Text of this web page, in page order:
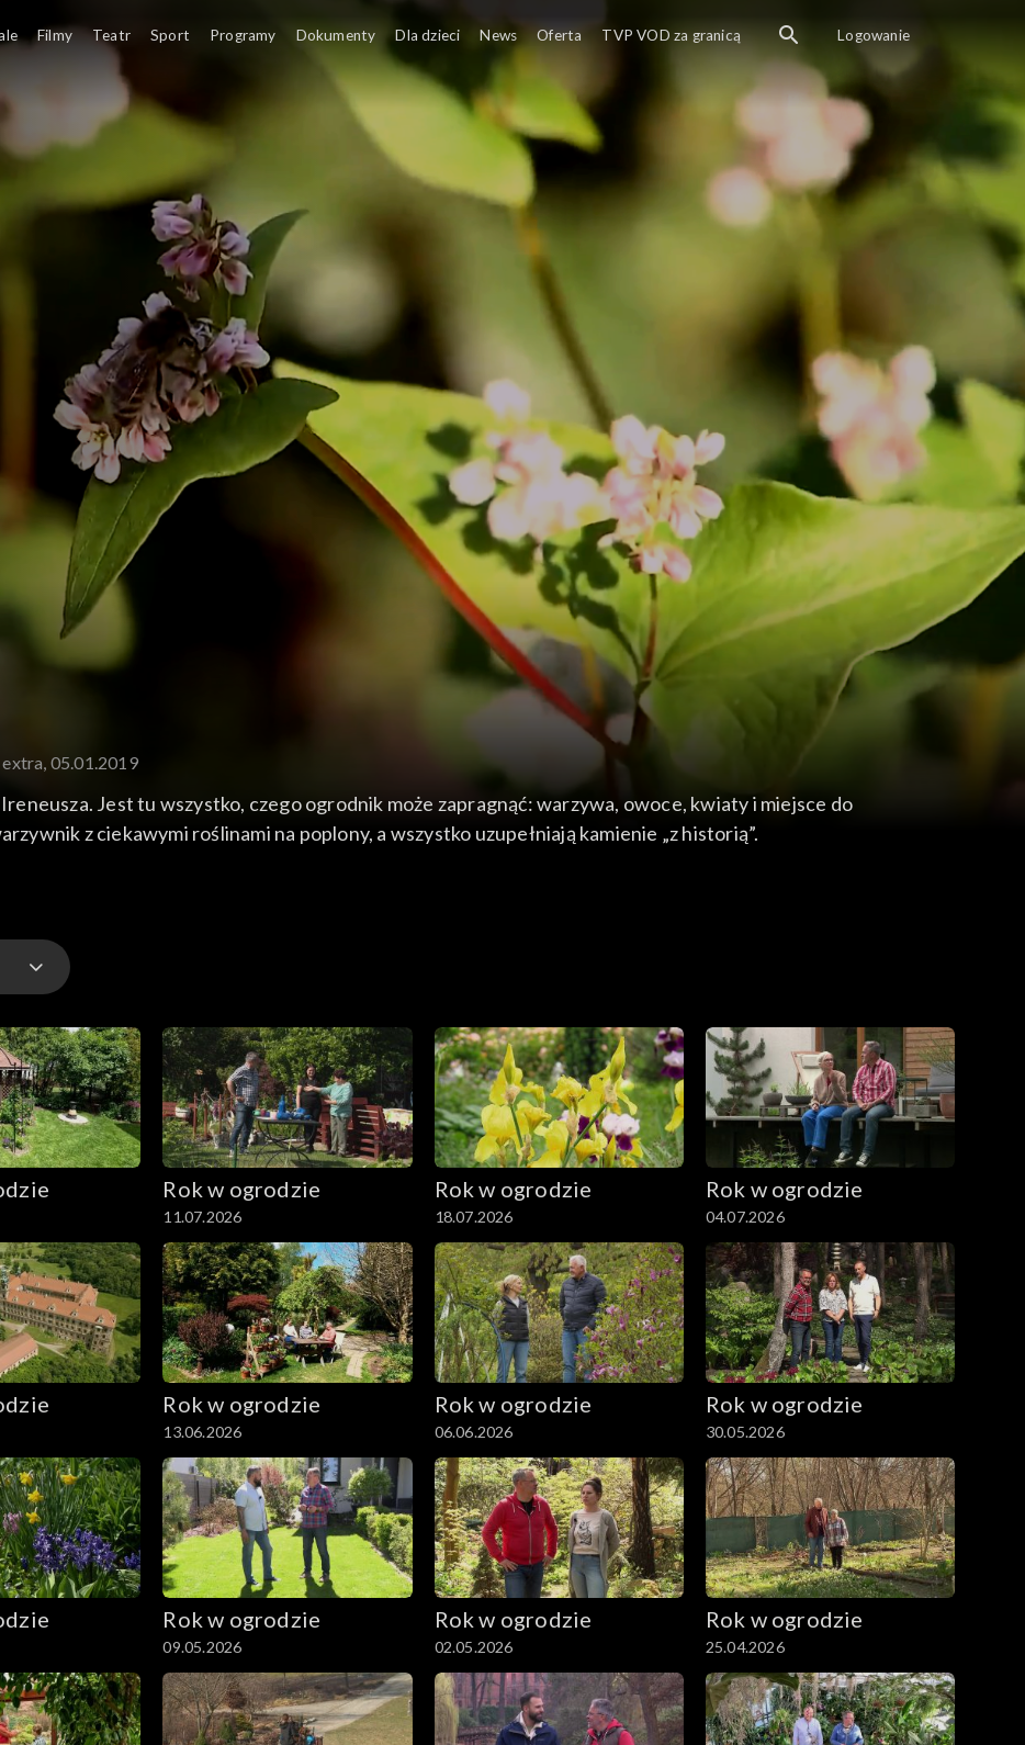
extra, 05.01.2019
Jest tu wszystko, czego ogrodnik może zapragnąć: warzywa, owoce, kwiaty i miejsce do
z ciekawymi roślinami na poplony, a wszystko uzupełniają kamienie „z historią”.
Rok w ogrodzie
11.07.2026
Rok w ogrodzie
18.07.2026
Rok w ogrodzie
04.07.2026
Rok w ogrodzie
13.06.2026
Rok w ogrodzie
06.06.2026
Rok w ogrodzie
30.05.2026
Rok w ogrodzie
09.05.2026
Rok w ogrodzie
02.05.2026
Rok w ogrodzie
25.04.2026
Filmy Teatr Sport Programy Dokumenty Dla dzieci News Oferta TVP VOD za granicą Logowanie